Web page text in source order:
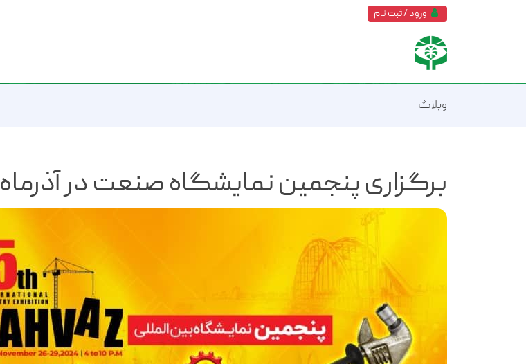
ورود / ثبت نام
وبلاگ
برگزاری پنجمین نمایشگاه صنعت در آذرماه